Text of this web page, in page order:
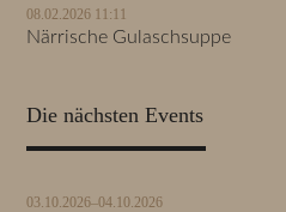
08.02.2026 11:11
Närrische Gulaschsuppe
Die nächsten Events
03.10.2026–04.10.2026